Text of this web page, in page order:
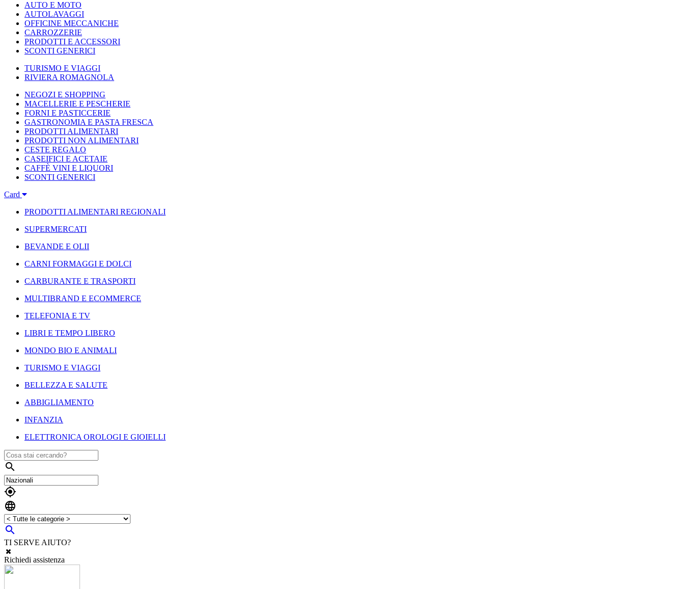
AUTO E MOTO
AUTOLAVAGGI
OFFICINE MECCANICHE
CARROZZERIE
PRODOTTI E ACCESSORI
SCONTI GENERICI
TURISMO E VIAGGI
RIVIERA ROMAGNOLA
NEGOZI E SHOPPING
MACELLERIE E PESCHERIE
FORNI E PASTICCERIE
GASTRONOMIA E PASTA FRESCA
PRODOTTI ALIMENTARI
PRODOTTI NON ALIMENTARI
CESTE REGALO
CASEIFICI E ACETAIE
CAFFÈ VINI E LIQUORI
SCONTI GENERICI
Card
PRODOTTI ALIMENTARI REGIONALI
SUPERMERCATI
BEVANDE E OLII
CARNI FORMAGGI E DOLCI
CARBURANTE E TRASPORTI
MULTIBRAND E ECOMMERCE
TELEFONIA E TV
LIBRI E TEMPO LIBERO
MONDO BIO E ANIMALI
TURISMO E VIAGGI
BELLEZZA E SALUTE
ABBIGLIAMENTO
INFANZIA
ELETTRONICA OROLOGI E GIOIELLI




TI SERVE AIUTO?
Richiedi assistenza